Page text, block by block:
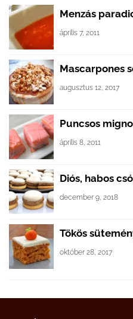
Menzás
április 7, 2011
Mascarpones
augusztus 12, 2017
Puncsos
április 8, 2011
Diós, habos
december 9, 2018
Tökös
október 28, 2017